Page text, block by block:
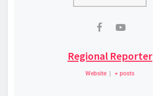
Regional Reporter
Website + posts